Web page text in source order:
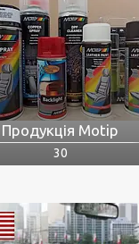
Продукція Motip
30